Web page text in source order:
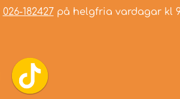
026-182427på helgfria vardagar kl 9-